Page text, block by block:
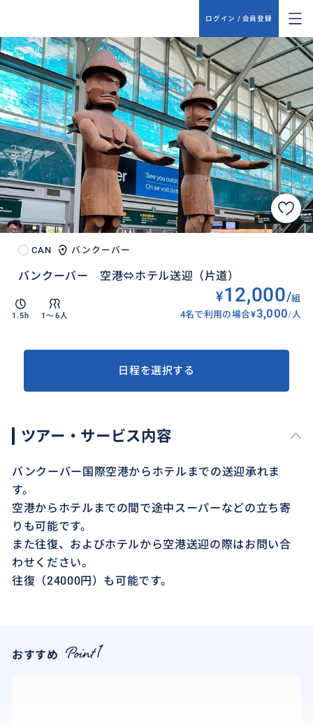
ログイン / 会員登録
CAN バンクーバー
バンクーバー 空港⇔ホテル送迎（片道）
1.5h 1〜6人
¥12,000/組
4名で利用の場合¥3,000/ 人
日程を選択する
ツアー・サービス内容
バンクーバー国際空港からホテルまでの送迎承れま
す。
空港からホテルまでの間で途中スーパーなどの立ち寄
りも可能です。
また往復、およびホテルから空港送迎の際はお問い合
わせください。
往復（24000円）も可能です。
おすすめ